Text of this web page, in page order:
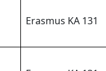
Erasmus KA 131